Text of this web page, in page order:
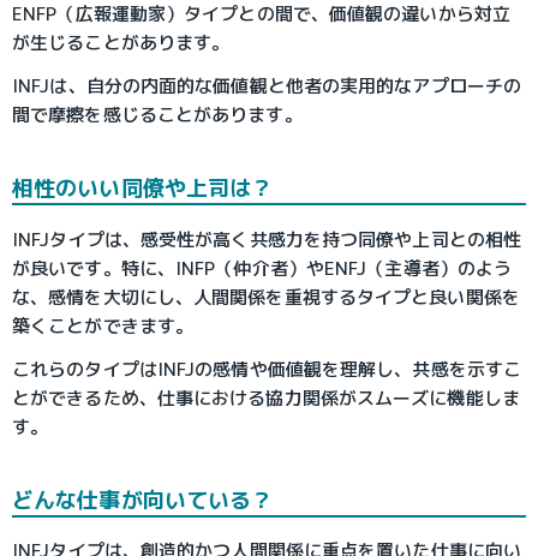
ENFP（広報運動家）タイプとの間で、価値観の違いから対立
が生じることがあります。
INFJは、自分の内面的な価値観と他者の実用的なアプローチの
間で摩擦を感じることがあります。
相性のいい同僚や上司は？
INFJタイプは、感受性が高く共感力を持つ同僚や上司との相性
が良いです。特に、INFP（仲介者）やENFJ（主導者）のよう
な、感情を大切にし、人間関係を重視するタイプと良い関係を
築くことができます。
これらのタイプはINFJの感情や価値観を理解し、共感を示すこ
とができるため、仕事における協力関係がスムーズに機能しま
す。
どんな仕事が向いている？
INFJタイプは、創造的かつ人間関係に重点を置いた仕事に向い